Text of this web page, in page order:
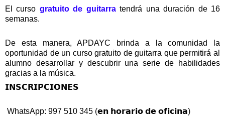
El curso gratuito de guitarra tendrá una duración de 16
semanas.
De esta manera, APDAYC brinda a la comunidad la
oportunidad de un curso gratuito de guitarra que permitirá al
alumno desarrollar y descubrir una serie de habilidades
gracias a la música.
𝗜𝗡𝗦𝗖𝗥𝗜𝗣𝗖𝗜𝗢𝗡𝗘𝗦
WhatsApp: 997 510 345 (𝗲𝗻 𝗵𝗼𝗿𝗮𝗿𝗶𝗼 𝗱𝗲 𝗼𝗳𝗶𝗰𝗶𝗻𝗮)